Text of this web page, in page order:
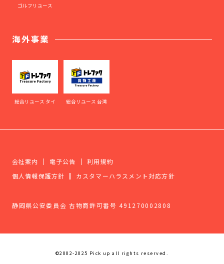
ゴルフリユース
海外事業
総合リユース タイ 総合リユース 台湾
会社案内 電子公告
利用規約
個人情報保護方針
カスタマーハラスメント対応方針
静岡県公安委員会 古物商許可番号 491270002808
©2002-2025 Pick up all rights reserved.